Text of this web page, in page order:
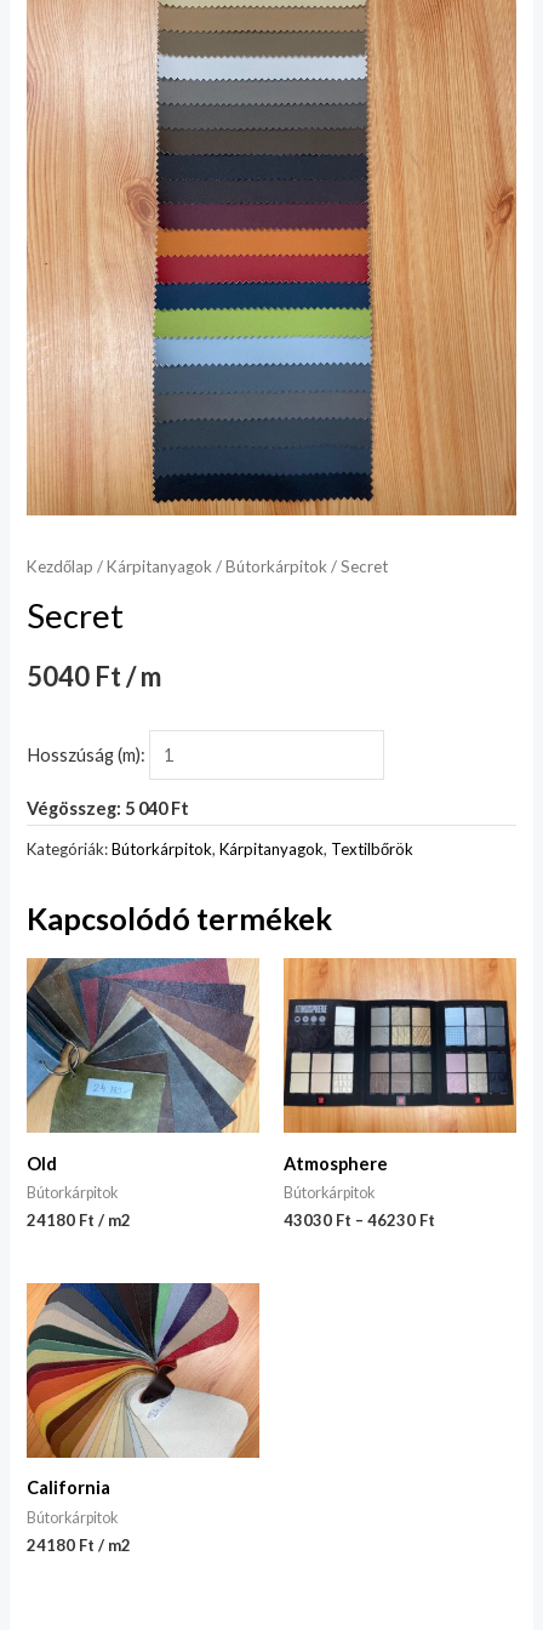
Kezdőlap /Kárpitanyagok /Bútorkárpitok / Secret
Secret
5040 Ft / m
Hosszúság (m):
Végösszeg: 5 040 Ft
Kategóriák:Bútorkárpitok,Kárpitanyagok, Textilbőrök
Kapcsolódó termékek
Old
Bútorkárpitok
24180 Ft / m2
Atmosphere
Bútorkárpitok
43030 Ft – 46230 Ft
California
Bútorkárpitok
24180 Ft / m2